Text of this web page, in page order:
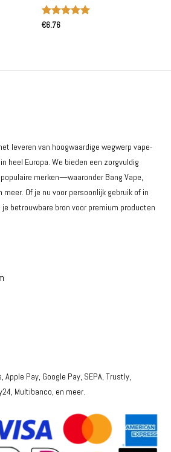
Gewaardeerd
€6.76
leveren van hoogwaardige wegwerp vape-
heel Europa. We bieden een zorgvuldig
merken—waaronder Bang Vape,
meer. Of je nu voor persoonlijk gebruik of in
je betrouwbare bron voor premium producten
Pay, Google Pay, SEPA, Trustly,
Multibanco, en meer.